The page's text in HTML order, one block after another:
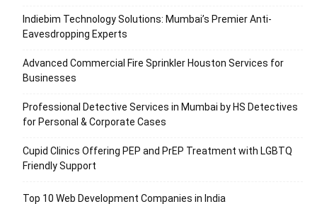
Indiebim Technology Solutions: Mumbai’s Premier Anti-
Eavesdropping Experts
Advanced Commercial Fire Sprinkler Houston Services for
Businesses
Professional Detective Services in Mumbai by HS Detectives
for Personal & Corporate Cases
Cupid Clinics Offering PEP and PrEP Treatment with LGBTQ
Friendly Support
Top 10 Web Development Companies in India